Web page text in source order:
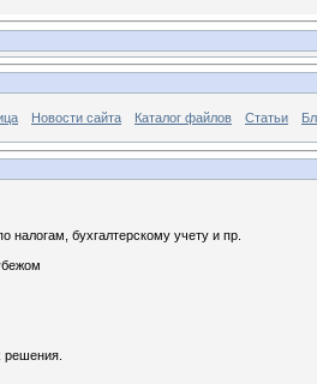
Новости сайта Каталог файлов Статьи
бухгалтерскому учету и пр.